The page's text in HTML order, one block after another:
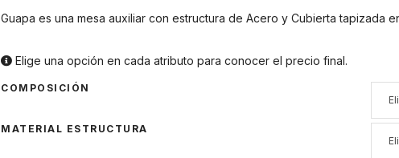
Guapa es una mesa auxiliar con estructura de Acero y Cubierta tapizada
Elige una opción en cada atributo para conocer el precio final.
COMPOSICIÓN
MATERIAL ESTRUCTURA